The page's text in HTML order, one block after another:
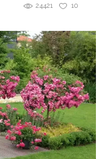
10
24421